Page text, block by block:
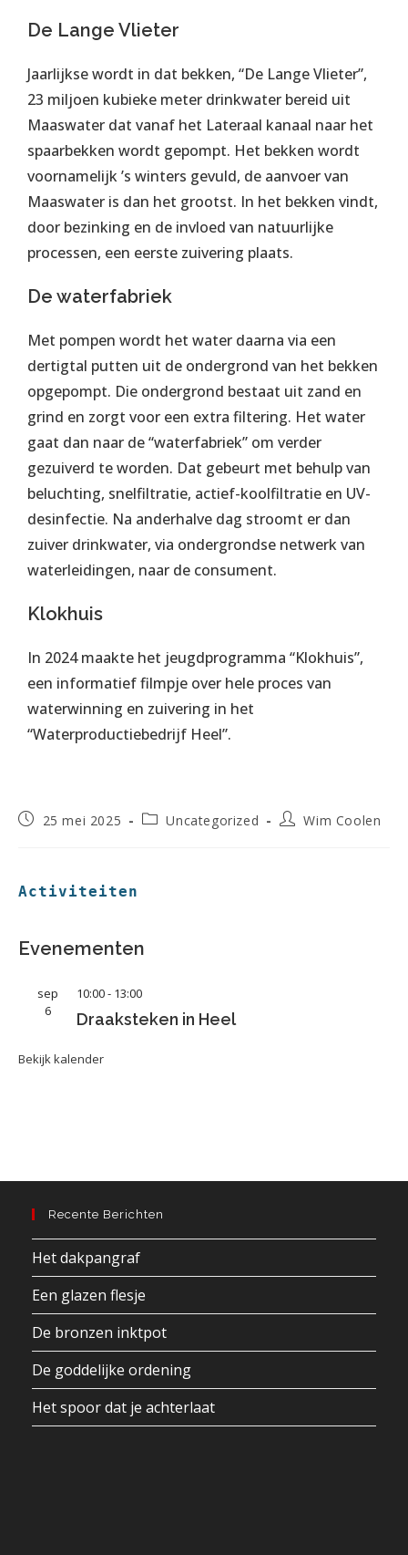
De Lange Vlieter
Jaarlijkse wordt in dat bekken, “De Lange Vlieter”,
23 miljoen kubieke meter drinkwater bereid uit
Maaswater dat vanaf het Lateraal kanaal naar het
spaarbekken wordt gepompt. Het bekken wordt
voornamelijk ’s winters gevuld, de aanvoer van
Maaswater is dan het grootst. In het bekken vindt,
door bezinking en de invloed van natuurlijke
processen, een eerste zuivering plaats.
De waterfabriek
Met pompen wordt het water daarna via een
dertigtal putten uit de ondergrond van het bekken
opgepompt. Die ondergrond bestaat uit zand en
grind en zorgt voor een extra filtering. Het water
gaat dan naar de “waterfabriek” om verder
gezuiverd te worden. Dat gebeurt met behulp van
beluchting, snelfiltratie, actief-koolfiltratie en UV-
desinfectie. Na anderhalve dag stroomt er dan
zuiver drinkwater, via ondergrondse netwerk van
waterleidingen, naar de consument.
Klokhuis
In 2024 maakte het jeugdprogramma “Klokhuis”,
een informatief filmpje over hele proces van
waterwinning en zuivering in het
“Waterproductiebedrijf Heel”.
25 mei 2025 Uncategorized Wim Coolen
Activiteiten
Evenementen
sep
6
10:00- 13:00
Draaksteken in Heel
Bekijk kalender
Recente Berichten
Het dakpangraf
Een glazen flesje
De bronzen inktpot
De goddelijke ordening
Het spoor dat je achterlaat